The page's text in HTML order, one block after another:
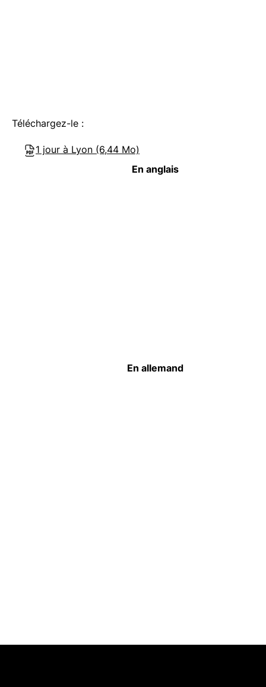
Téléchargez-le :
1 jour à Lyon (6,44 Mo)
En anglais
En allemand